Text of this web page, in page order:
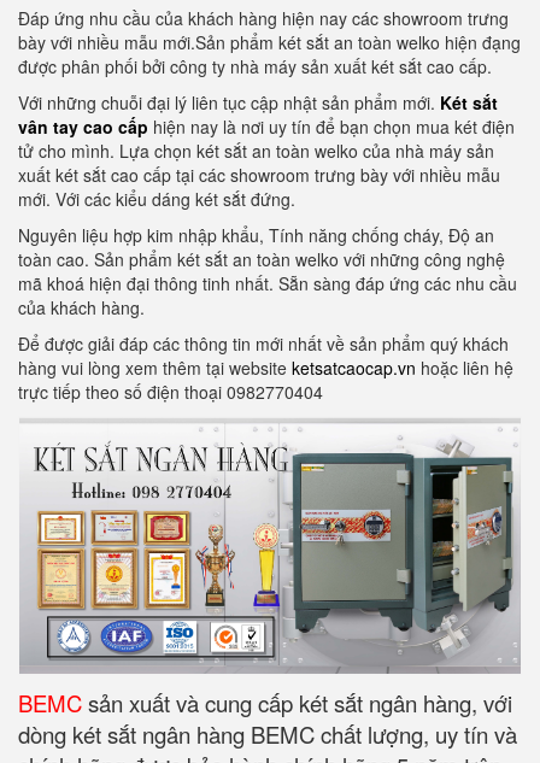
Đáp ứng nhu cầu của khách hàng hiện nay các showroom trưng
bày với nhiều mẫu mới.Sản phẩm két sắt an toàn welko hiện đạng
được phân phối bởi công ty nhà máy sản xuất két sắt cao cấp.
Với những chuỗi đại lý liên tục cập nhật sản phẩm mới. Két sắt
vân tay cao cấp hiện nay là nơi uy tín để bạn chọn mua két điện
tử cho mình. Lựa chọn két sắt an toàn welko của nhà máy sản
xuất két sắt cao cấp tại các showroom trưng bày với nhiều mẫu
mới. Với các kiểu dáng két sắt đứng.
Nguyên liệu hợp kim nhập khẩu, Tính năng chống cháy, Độ an
toàn cao. Sản phẩm két sắt an toàn welko với những công nghệ
mã khoá hiện đại thông tinh nhất. Sẵn sàng đáp ứng các nhu cầu
của khách hàng.
Để được giải đáp các thông tin mới nhất về sản phẩm quý khách
hàng vui lòng xem thêm tại website ketsatcaocap.vn hoặc liên hệ
trực tiếp theo số điện thoại 0982770404
BEMCsản xuất và cung cấp két sắt ngân hàng, với
dòng két sắt ngân hàng BEMC chất lượng, uy tín và